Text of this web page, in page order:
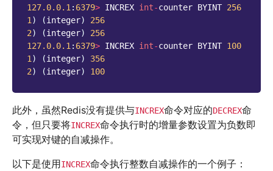
127.0.0.1: 6379> INCREX int-counter BYINT 256
1) (integer)
256
2) (integer)
256
127.0.0.1: 6379> INCREX int-counter BYINT 100
1) (integer)
356
2) (integer) 100
此外，虽然Redis没有提供与INCREX命令对应的DECREX命
令，但只要将INCREX命令执行时的增量参数设置为负数即
可实现对键的自减操作。
以下是使用INCREX命令执行整数自减操作的一个例子：